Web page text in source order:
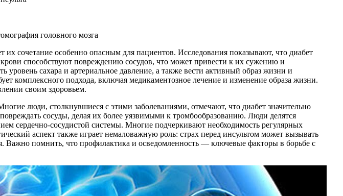
головного мозга
сочетание особенно опасным для пациентов. Исследования показывают, что диабет
крови способствуют повреждению сосудов, что может привести к их сужению и
сахара и артериальное давление, а также вести активный образ жизни и
комплексного подхода, включая медикаментозное лечение и изменение образа жизни.
своим здоровьем.
люди, столкнувшиеся с этими заболеваниями, отмечают, что диабет значительно
сосуды, делая их более уязвимыми к тромбообразованию. Люди делятся
сердечно-сосудистой системы. Многие подчеркивают необходимость регулярных
аспект также играет немаловажную роль: страх перед инсультом может вызывать
Важно помнить, что профилактика и осведомленность — ключевые факторы в борьбе с